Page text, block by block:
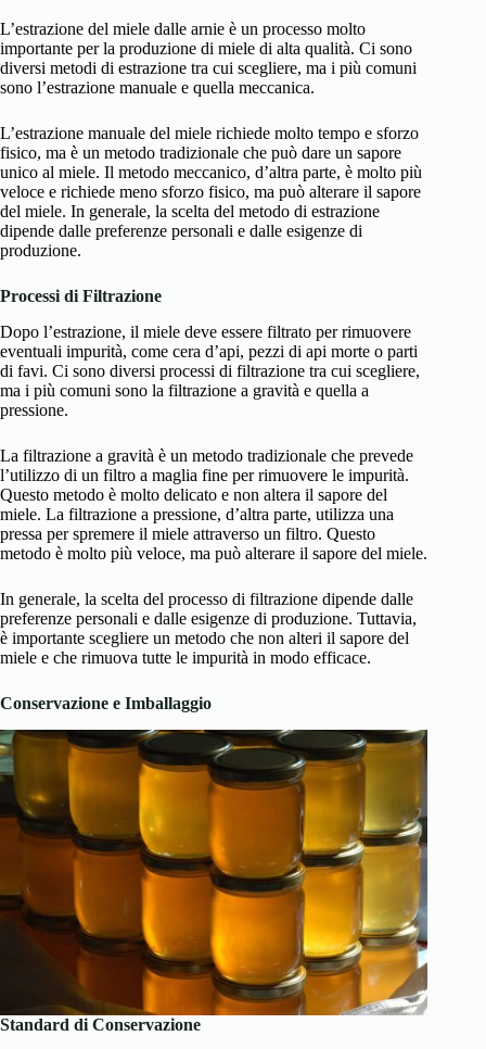
L’estrazione del miele dalle arnie è un processo molto
importante per la produzione di miele di alta qualità. Ci sono
diversi metodi di estrazione tra cui scegliere, ma i più comuni
sono l’estrazione manuale e quella meccanica.
L’estrazione manuale del miele richiede molto tempo e sforzo
fisico, ma è un metodo tradizionale che può dare un sapore
unico al miele. Il metodo meccanico, d’altra parte, è molto più
veloce e richiede meno sforzo fisico, ma può alterare il sapore
del miele. In generale, la scelta del metodo di estrazione
dipende dalle preferenze personali e dalle esigenze di
produzione.
Processi di Filtrazione
Dopo l’estrazione, il miele deve essere filtrato per rimuovere
eventuali impurità, come cera d’api, pezzi di api morte o parti
di favi. Ci sono diversi processi di filtrazione tra cui scegliere,
ma i più comuni sono la filtrazione a gravità e quella a
pressione.
La filtrazione a gravità è un metodo tradizionale che prevede
l’utilizzo di un filtro a maglia fine per rimuovere le impurità.
Questo metodo è molto delicato e non altera il sapore del
miele. La filtrazione a pressione, d’altra parte, utilizza una
pressa per spremere il miele attraverso un filtro. Questo
metodo è molto più veloce, ma può alterare il sapore del miele.
In generale, la scelta del processo di filtrazione dipende dalle
preferenze personali e dalle esigenze di produzione. Tuttavia,
è importante scegliere un metodo che non alteri il sapore del
miele e che rimuova tutte le impurità in modo efficace.
Conservazione e Imballaggio
Standard di Conservazione